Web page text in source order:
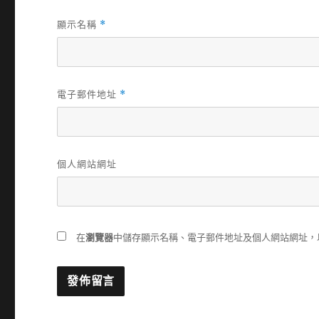
顯示名稱 *
電子郵件地址 *
個人網站網址
在瀏覽器中儲存顯示名稱、電子郵件地址及個人網站網址